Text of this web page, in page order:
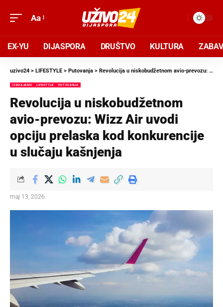
Aa
EX-YU DIJASPORA DRUŠTVO KULTURA
uzivo24 > LIFESTYLE > Putovanja > Revolucija u niskobudžetnom avio-prevozu: Wizz Air uvodi opciju prelaska kod konkurencije u slučaju kašnjenja
IZDVAJAMO LIFESTYLE PUTOVANJA
Revolucija u niskobudžetnom
avio-prevozu: Wizz Air uvodi
opciju prelaska kod konkurencije
u slučaju kašnjenja
maj 13, 2026